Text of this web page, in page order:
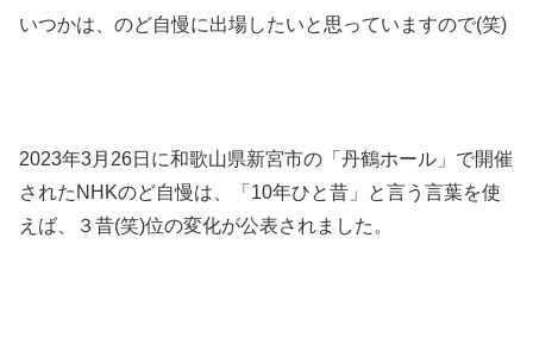
いつかは、のど自慢に出場したいと思っていますので(笑)
2023年3月26日に和歌山県新宮市の「丹鶴ホール」で開催
されたNHKのど自慢は、「10年ひと昔」と言う言葉を使
えば、３昔(笑)位の変化が公表されました。